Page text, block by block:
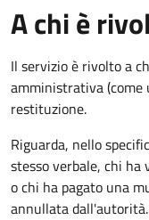
A chi è
Il servizio è rivolto a
amministrativa
restituzione.
Riguarda, nello
stesso verbale, chi ha
o chi ha pagato una
annullata dall'autorità.